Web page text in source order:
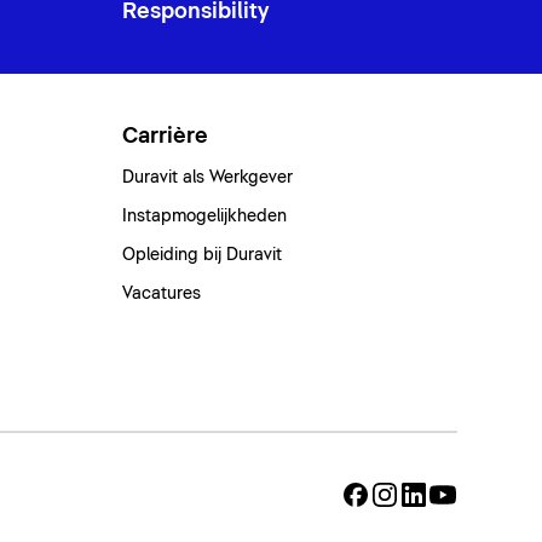
Responsibility
Carrière
Duravit als Werkgever
Instapmogelijkheden
Opleiding bij Duravit
Vacatures